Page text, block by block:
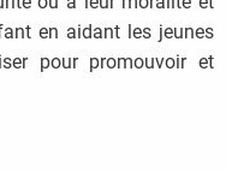
en aidant les jeunes
pour promouvoir et